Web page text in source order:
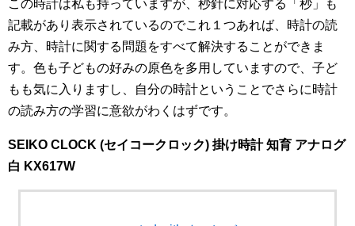
この時計は私も持っていますが、秒針に対応する「秒」も
記載があり表示されているのでこれ１つあれば、時計の読
み方、時計に関する問題をすべて解決することができま
す。色も子どもの好みの原色を多用していますので、子ど
もも気に入りますし、自分の時計ということでさらに時計
の読み方の学習に意欲がわくはずです。
SEIKO CLOCK (セイコークロック) 掛け時計 知育 アナログ
白 KX617W